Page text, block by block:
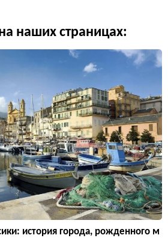
наших страницах:
история города, рожденного м